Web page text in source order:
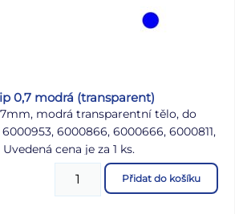
0,7 modrá (transparent)
modrá transparentní tělo, do
6000866, 6000666, 6000811,
cena je za 1 ks.
Přidat do košíku